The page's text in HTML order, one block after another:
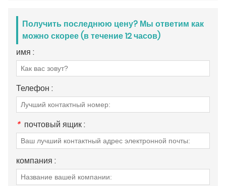
Получить последнюю цену? Мы ответим как
можно скорее (в течение 12 часов)
имя :
Телефон :
* почтовый ящик :
компания :